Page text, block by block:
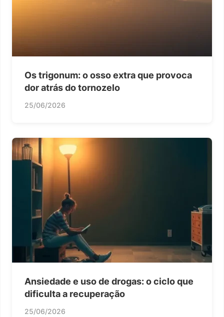
Os trigonum: o osso extra que provoca
dor atrás do tornozelo
25/06/2026
Ansiedade e uso de drogas: o ciclo que
dificulta a recuperação
25/06/2026